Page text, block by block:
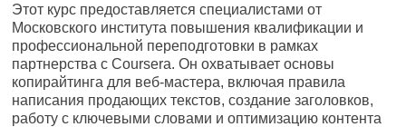
Этот курс предоставляется специалистами от
Московского института повышения квалификации и
профессиональной переподготовки в рамках
партнерства с Coursera. Он охватывает основы
копирайтинга для веб-мастера, включая правила
написания продающих текстов, создание заголовков,
работу с ключевыми словами и оптимизацию контента